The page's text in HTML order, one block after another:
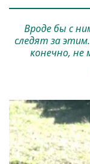
Вроде бы с
следят за
конечно, не